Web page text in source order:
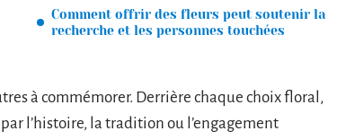
Comment offrir des fleurs peut soutenir la
recherche et les personnes touchées
à commémorer. Derrière chaque choix floral,
l’histoire, la tradition ou l’engagement